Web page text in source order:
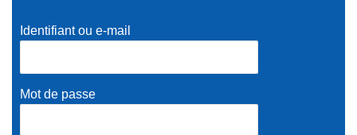
Identifiant ou e-mail
Mot de passe